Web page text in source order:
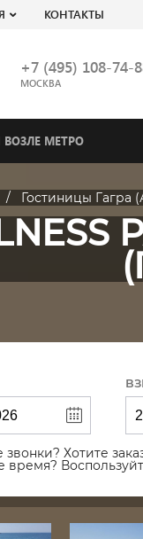
КОНТАКТЫ
+7 (495) 108-74-
МОСКВА
МЕТРО
Гостиницы Гагра
Хотите
время?